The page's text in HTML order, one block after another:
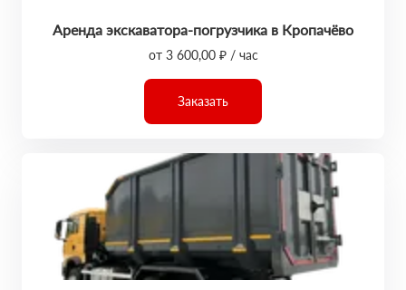
Аренда экскаватора-погрузчика в Кропачёво
от 3 600,00 ₽ / час
Заказать